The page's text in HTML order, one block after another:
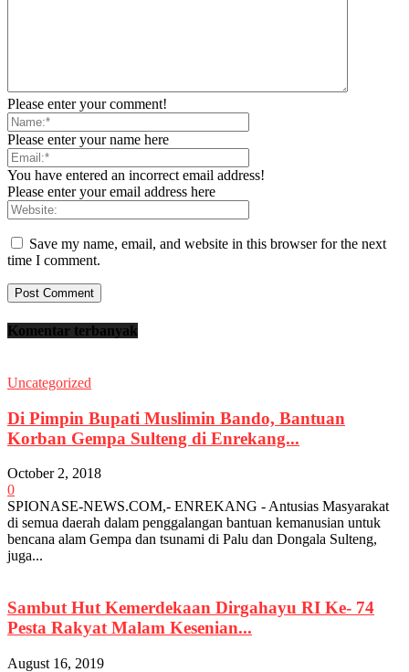
Please enter your comment!
Please enter your name here
You have entered an incorrect email address!
Please enter your email address here
Save my name, email, and website in this browser for the next
time I comment.
Komentar terbanyak
Uncategorized
Di Pimpin Bupati Muslimin Bando, Bantuan
Korban Gempa Sulteng di Enrekang...
October 2, 2018
0
SPIONASE-NEWS.COM,- ENREKANG - Antusias Masyarakat
di semua daerah dalam penggalangan bantuan kemanusian untuk
bencana alam Gempa dan tsunami di Palu dan Dongala Sulteng,
juga...
Sambut Hut Kemerdekaan Dirgahayu RI Ke- 74
Pesta Rakyat Malam Kesenian...
August 16, 2019